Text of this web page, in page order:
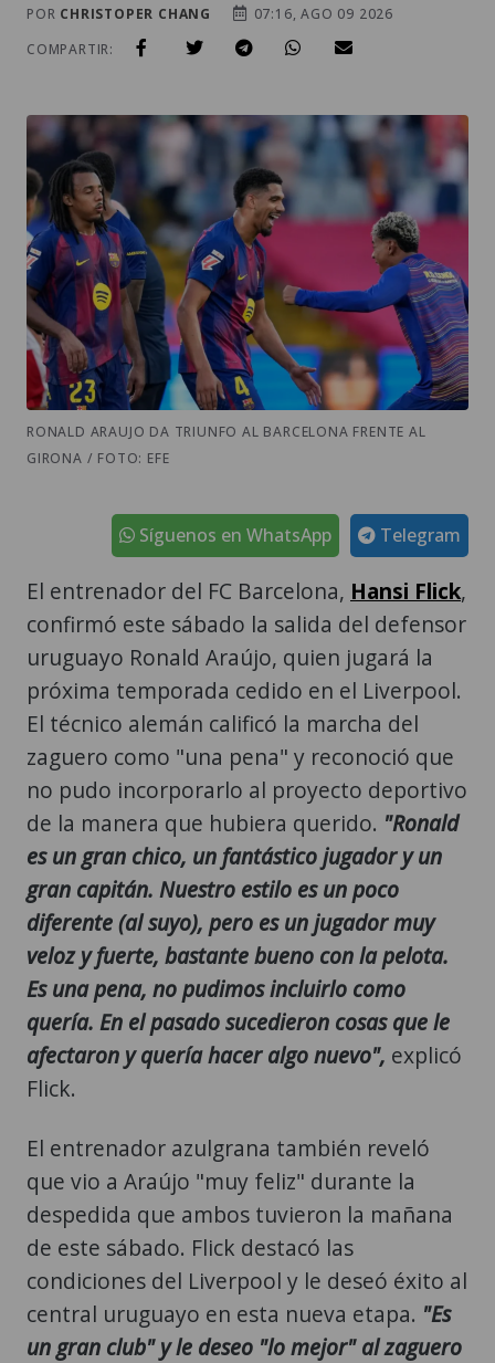
POR CHRISTOPER CHANG
07:16, AGO 09 2026
COMPARTIR:
RONALD ARAUJO DA TRIUNFO AL BARCELONA FRENTE AL
GIRONA / FOTO: EFE
Telegram
Síguenos en WhatsApp
El entrenador del FC Barcelona, Hansi Flick,
confirmó este sábado la salida del defensor
uruguayo Ronald Araújo, quien jugará la
próxima temporada cedido en el Liverpool.
El técnico alemán calificó la marcha del
zaguero como "una pena" y reconoció que
no pudo incorporarlo al proyecto deportivo
de la manera que hubiera querido. "Ronald
es un gran chico, un fantástico jugador y un
gran capitán. Nuestro estilo es un poco
diferente (al suyo), pero es un jugador muy
veloz y fuerte, bastante bueno con la pelota.
Es una pena, no pudimos incluirlo como
quería. En el pasado sucedieron cosas que le
afectaron y quería hacer algo nuevo", explicó
Flick.
El entrenador azulgrana también reveló
que vio a Araújo "muy feliz" durante la
despedida que ambos tuvieron la mañana
de este sábado. Flick destacó las
condiciones del Liverpool y le deseó éxito al
central uruguayo en esta nueva etapa. "Es
un gran club" y le deseo "lo mejor" al zaguero